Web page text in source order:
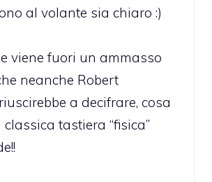
al volante sia chiaro :)
viene fuori un ammasso
neanche Robert
a decifrare, cosa
tastiera “fisica”